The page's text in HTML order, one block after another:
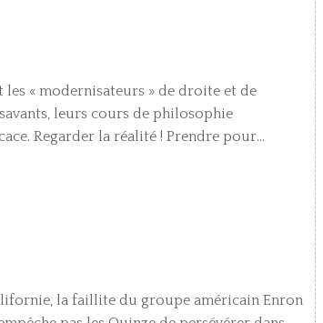
« modernisateurs » de droite et de
leurs cours de philosophie
Regarder la réalité ! Prendre pour...
la faillite du groupe américain Enron